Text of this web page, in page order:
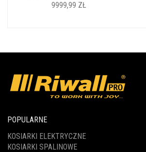
9999,99 ZŁ
POPULARNE
KOSIARKI ELEKTRYCZNE
KOSIARKI SPALINOWE